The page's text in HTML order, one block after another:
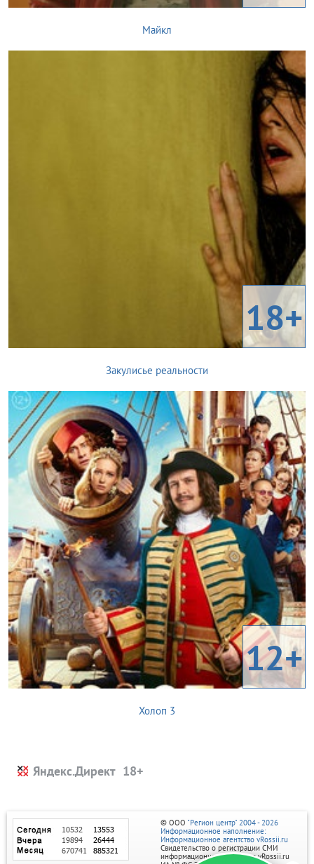
Майкл
18+
Закулисье реальности
12+
Холоп 3
Яндекс.Директ
© ООО "Регион центр" 2004 - 2026
Информационное наполнение:
Информационное агентство vRossii.ru
Свидетельство о регистрации СМИ
информационного агентства vRossii.ru